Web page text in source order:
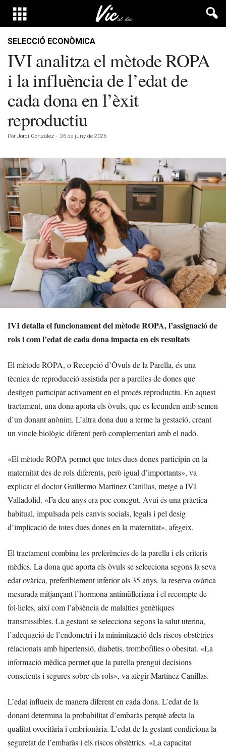
SELECCIÓ ECONÒMICA
IVI analitza el mètode ROPA
i la influència de l’edat de
cada dona en l’èxit
reproductiu
Por Jordi González - 26 de juny de 2026
IVI detalla el funcionament del mètode ROPA, l’assignació de
rols i com l’edat de cada dona impacta en els resultats
El mètode ROPA, o Recepció d’Òvuls de la Parella, és una
tècnica de reproducció assistida per a parelles de dones que
desitgen participar activament en el procés reproductiu. En aquest
tractament, una dona aporta els òvuls, que es fecunden amb semen
d’un donant anònim. L’altra dona duu a terme la gestació, creant
un vincle biològic diferent però complementari amb el nadó.
«El mètode ROPA permet que totes dues dones participin en la
maternitat des de rols diferents, però igual d’importants», va
explicar el doctor Guillermo Martínez Canillas, metge a IVI
Valladolid. «Fa deu anys era poc conegut. Avui és una pràctica
habitual, impulsada pels canvis socials, legals i pel desig
d’implicació de totes dues dones en la maternitat», afegeix.
El tractament combina les preferències de la parella i els criteris
mèdics. La dona que aporta els òvuls se selecciona segons la seva
edat ovàrica, preferiblement inferior als 35 anys, la reserva ovàrica
mesurada mitjançant l’hormona antimülleriana i el recompte de
fol·licles, així com l’absència de malalties genètiques
transmissibles. La gestant se selecciona segons la salut uterina,
l’adequació de l’endometri i la minimització dels riscos obstètrics
relacionats amb hipertensió, diabetis, trombofílies o obesitat. «La
informació mèdica permet que la parella prengui decisions
conscients i segures sobre els rols», va afegir Martínez Canillas.
L’edat influeix de manera diferent en cada dona. L’edat de la
donant determina la probabilitat d’embaràs perquè afecta la
qualitat ovocitària i embrionària. L’edat de la gestant condiciona la
seguretat de l’embaràs i els riscos obstètrics. «La capacitat